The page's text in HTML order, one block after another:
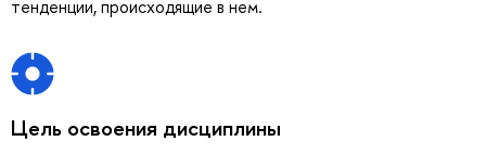
тенденции, происходящие в нем.
Цель освоения дисциплины